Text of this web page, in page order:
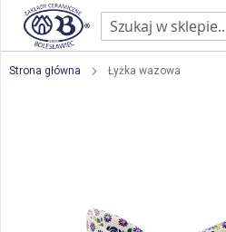
Strona główna Łyżka wazowa